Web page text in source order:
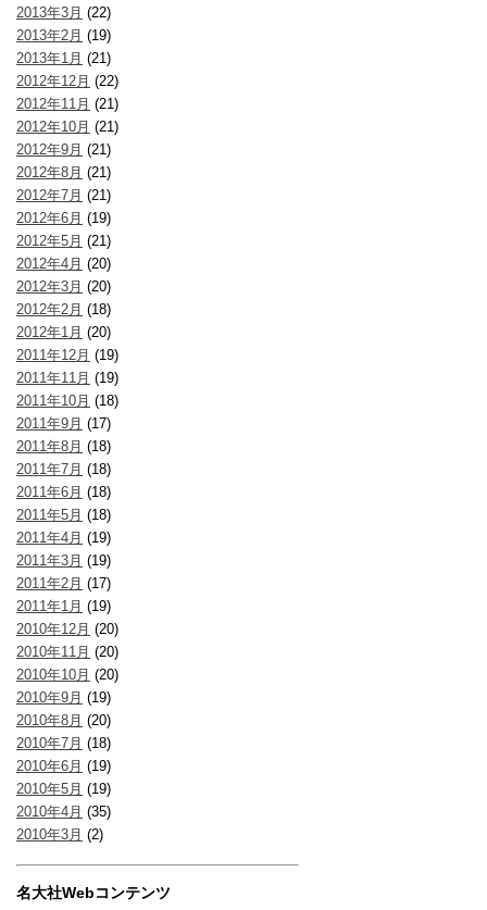
2013年3月 (22)
2013年2月 (19)
2013年1月 (21)
2012年12月 (22)
2012年11月 (21)
2012年10月 (21)
2012年9月 (21)
2012年8月 (21)
2012年7月 (21)
2012年6月 (19)
2012年5月 (21)
2012年4月 (20)
2012年3月 (20)
2012年2月 (18)
2012年1月 (20)
2011年12月 (19)
2011年11月 (19)
2011年10月 (18)
2011年9月 (17)
2011年8月 (18)
2011年7月 (18)
2011年6月 (18)
2011年5月 (18)
2011年4月 (19)
2011年3月 (19)
2011年2月 (17)
2011年1月 (19)
2010年12月 (20)
2010年11月 (20)
2010年10月 (20)
2010年9月 (19)
2010年8月 (20)
2010年7月 (18)
2010年6月 (19)
2010年5月 (19)
2010年4月 (35)
2010年3月 (2)
名大社Webコンテンツ